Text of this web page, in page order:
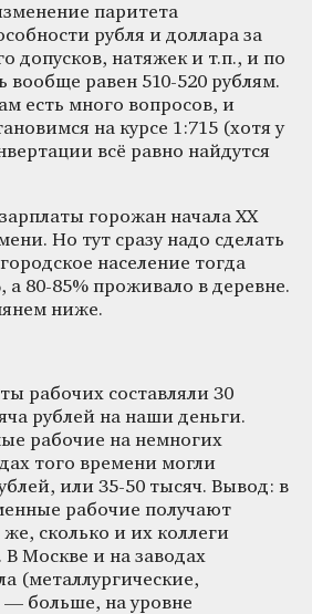
паритета
рубля и доллара за
допусков, натяжек и т.п., и по
вообще равен 510-520 рублям.
есть много вопросов, и
на курсе 1:715 (хотя у
всё равно найдутся
горожан начала ХХ
Но тут сразу надо сделать
население тогда
а 80-85% проживало в деревне.
ниже.
рабочих составляли 30
рублей на наши деньги.
рабочие на немногих
того времени могли
или 35-50 тысяч. Вывод: в
рабочие получают
сколько и их коллеги
Москве и на заводах
(металлургические,
— больше, на уровне